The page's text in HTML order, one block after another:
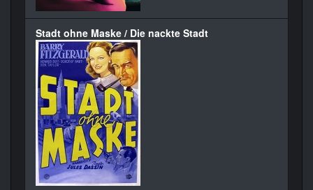
Stadt ohne Maske / Die nackte Stadt